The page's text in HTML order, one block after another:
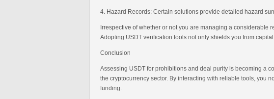
4. Hazard Records: Certain solutions provide detailed hazard
Irrespective of whether or not you are managing a considerable
Adopting USDT verification tools not only shields you from
Conclusion
Assessing USDT for prohibitions and deal purity is becoming a
the cryptocurrency sector. By interacting with reliable tools, you
funding.